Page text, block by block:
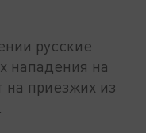
русские
нападения на
приезжих из